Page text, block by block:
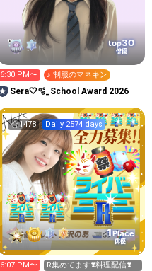
top30
俳優
6:30 PM〜 ♪ 制服のマネキン
Sera🤍🫧_School Award 2026
1478 Daily 2574 days
1 Place
俳優
6:07 PM〜
R集めてます❣️料理配信❣️夏